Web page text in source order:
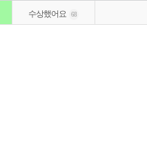
수상했어요 68